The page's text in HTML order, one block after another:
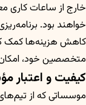
خارج از ساعات کاری
خواهند بود.
کاهش هزینه‌ها کمک
متخصصین خود، امکان
کیفیت و اعتبار
موسساتی که از